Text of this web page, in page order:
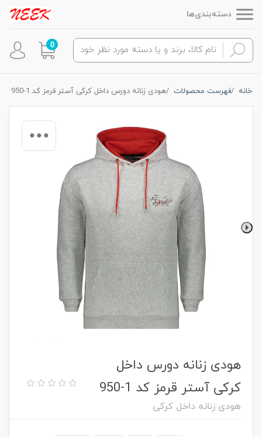
دسته‌بندی‌ها
0
خانه فهرست محصولات هودی زنانه دورس داخل کرکی آستر قرمز کد 1-950
هودی زنانه دورس داخل
کرکی آستر قرمز کد 1-950
هودی زنانه داخل کرکی